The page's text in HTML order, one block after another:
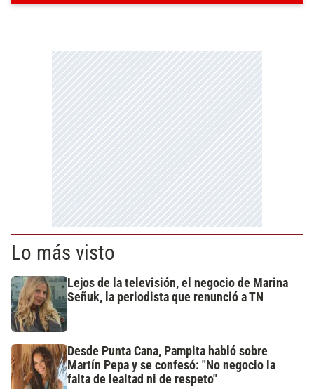
Lo más visto
Lejos de la televisión, el negocio de Marina
Señuk, la periodista que renunció a TN
Desde Punta Cana, Pampita habló sobre
Martín Pepa y se confesó: "No negocio la
falta de lealtad ni de respeto"